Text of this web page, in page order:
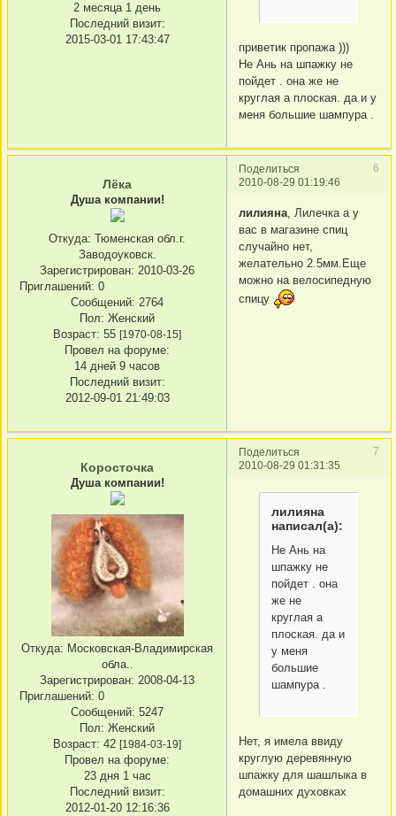
2 месяца 1 день
Последний визит:
2015-03-01 17:43:47
приветик пропажа )))
Не Ань на шпажку не
пойдет . она же не
круглая а плоская. да и у
меня большие шампура .
Поделиться
6
2010-08-29 01:19:46
Лёка
Душа компании!
Откуда: Тюменская обл.г.
Заводоуковск.
Зарегистрирован: 2010-03-26
Приглашений: 0
Сообщений: 2764
Пол: Женский
Возраст: 55 [1970-08-15]
Провел на форуме:
14 дней 9 часов
Последний визит:
2012-09-01 21:49:03
лилияна, Лилечка а у
вас в магазине спиц
случайно нет,
желательно 2.5мм.Еще
можно на велосипедную
спицу
Поделиться
7
2010-08-29 01:31:35
Коросточка
Душа компании!
Откуда: Московская-Владимирская
обла..
Зарегистрирован: 2008-04-13
Приглашений: 0
Сообщений: 5247
Пол: Женский
Возраст: 42 [1984-03-19]
Провел на форуме:
23 дня 1 час
Последний визит:
2012-01-20 12:16:36
лилияна
написал(а):
Не Ань на
шпажку не
пойдет . она
же не
круглая а
плоская. да и
у меня
большие
шампура .
Нет, я имела ввиду
круглую деревянную
шпажку для шашлыка в
домашних духовках